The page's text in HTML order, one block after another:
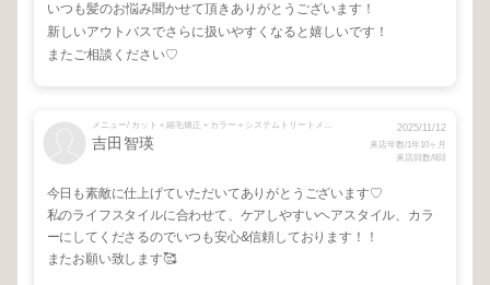
いつも髪のお悩み聞かせて頂きありがとうございます！
新しいアウトバスでさらに扱いやすくなると嬉しいです！
またご相談ください♡
メニュー/ カット＋縮毛矯正＋カラー＋システムトリートメント
吉田智瑛
2025/11/12
来店年数/1年10ヶ月
来店回数/8回
今日も素敵に仕上げていただいてありがとうございます♡
私のライフスタイルに合わせて、ケアしやすいヘアスタイル、カラ
ーにしてくださるのでいつも安心&信頼しております！！
またお願い致します🥰